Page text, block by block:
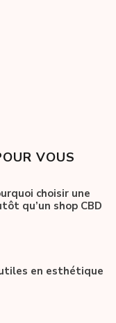
VOUS
choisir une
qu’un shop CBD
en esthétique